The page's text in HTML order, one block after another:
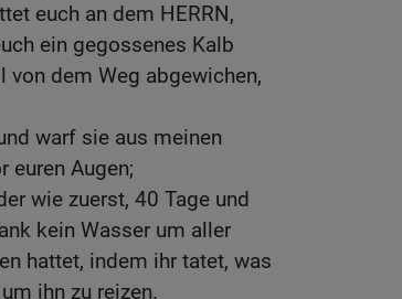
euch an dem HERRN,
ein gegossenes Kalb
von dem Weg abgewichen,
warf sie aus meinen
euren Augen;
wie zuerst, 40 Tage und
kein Wasser um aller
hattet, indem ihr tatet, was
ihn zu reizen.